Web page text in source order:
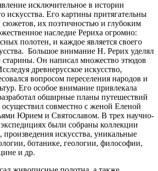
исключительное в истории
искусства. Его картины притягательны
сюжетов, их поэтичностью и глубоким
наследие Рериха огромно:
полотен, и каждое является своего
Большое внимание Н. Рерих уделял
старины. Он написал множество этюдов
древнерусское искусство,
вопросом переселения народов и
Его особое внимание привлекала
обширные планы путешествий
совместно с женой Еленой
Юрием и Святославом. В трех научно-
экспедициях были собраны коллекции
произведения искусства, уникальные
ботанике, геологии, философии,
и др.